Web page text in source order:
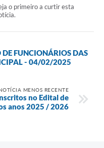
o primeiro a curtir esta
FUNCIONÁRIOS DAS
- 04/02/2025
MENOS RECENTE
no Edital de
anos 2025 / 2026